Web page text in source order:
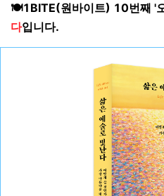
🍽️1BITE(원바이트) 10번째 '
다입니다.